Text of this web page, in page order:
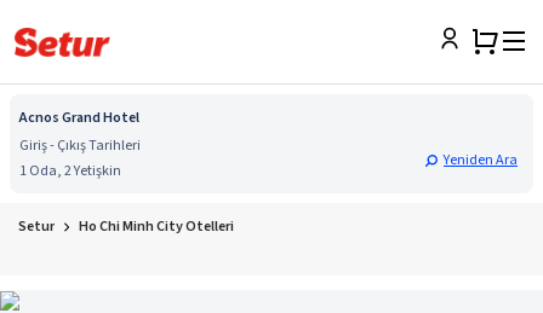
Acnos Grand Hotel
Giriş - Çıkış Tarihleri
1 Oda, 2 Yetişkin
Yeniden Ara
Setur Ho Chi Minh City Otelleri